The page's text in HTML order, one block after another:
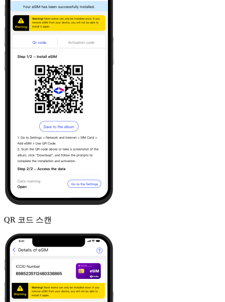
QR 코드 스캔